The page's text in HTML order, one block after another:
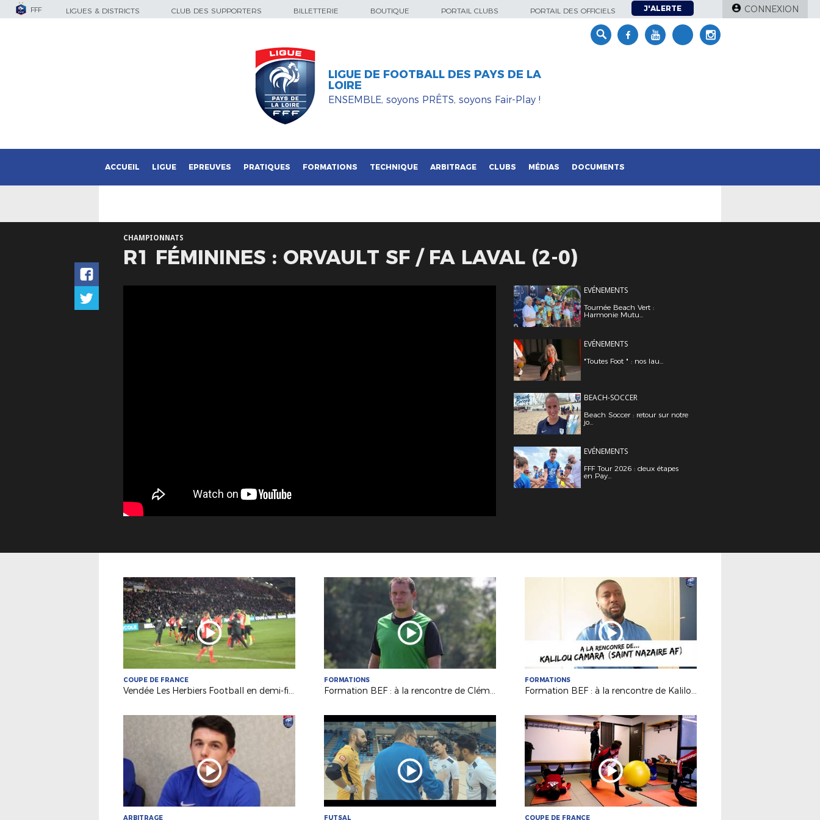
FFF LIGUES & DISTRICTS CLUB DES SUPPORTERS BILLETTERIE BOUTIQUE PORTAIL CLUBS PORTAIL DES OFFICIELS J'ALERTE CONNEXION
LIGUE DE FOOTBALL DES PAYS DE LA
LOIRE
ENSEMBLE, soyons PRÊTS, soyons Fair-Play !
ACCUEIL LIGUE EPREUVES PRATIQUES FORMATIONS TECHNIQUE ARBITRAGE CLUBS MÉDIAS DOCUMENTS
CHAMPIONNATS
R1 FÉMININES : ORVAULT SF / FA LAVAL (2-0)
EVÉNEMENTS
Tournée Beach Vert :
Harmonie Mutu...
EVÉNEMENTS
"Toutes Foot " : nos lau...
BEACH-SOCCER
Beach Soccer : retour sur notre
jo...
EVÉNEMENTS
FFF Tour 2026 : deux étapes
en Pay...
COUPE DE FRANCE
Vendée Les Herbiers Football en demi-finale !
FORMATIONS
Formation BEF : à la rencontre de Clément GIRARD (FC Chabossière Couëron)
FORMATIONS
Formation BEF : à la rencontre de Kalilou Camara (Saint Nazaire AF)
ARBITRAGE FUTSAL COUPE DE FRANCE